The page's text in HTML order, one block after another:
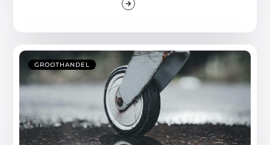
GROOTHANDEL